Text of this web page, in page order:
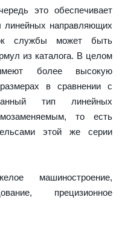
это обеспечивает
направляющих
службы может быть
из каталога. В целом
более высокую
в сравнении с
тип линейных
то есть
этой же серии
машиностроение,
прецизионное